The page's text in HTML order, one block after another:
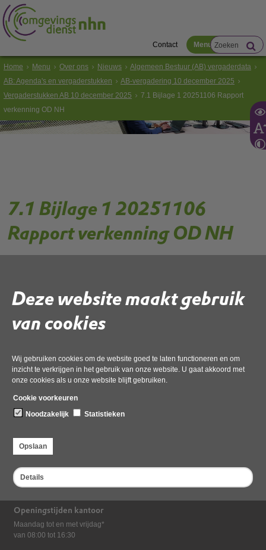
Deze website maakt gebruik
van cookies
Wij gebruiken cookies om de website goed te laten functioneren en om
inzicht te verkrijgen in het gebruik van onze website. U gaat akkoord met
onze cookies als u onze website blijft gebruiken.
Cookie voorkeuren
Noodzakelijk
Statistieken
Opslaan
Details
Contact Menu
Home Menu Over ons Nieuws
Algemeen Bestuur (AB) vergaderdata
AB: Agenda's en vergaderstukken
AB-vergadering 10 december 2025
Vergaderstukken AB 10 december 2025
7.1 Bijlage 1 20251106 Rapport
verkenning OD NH
7.1 Bijlage 1 20251106
Rapport verkenning OD NH
21 november 2025,pdf, 867kB
Bezoekadres
Postadres
Openingstijden kantoor
Maandag tot en met vrijdag*
van 08:00 tot 16:30